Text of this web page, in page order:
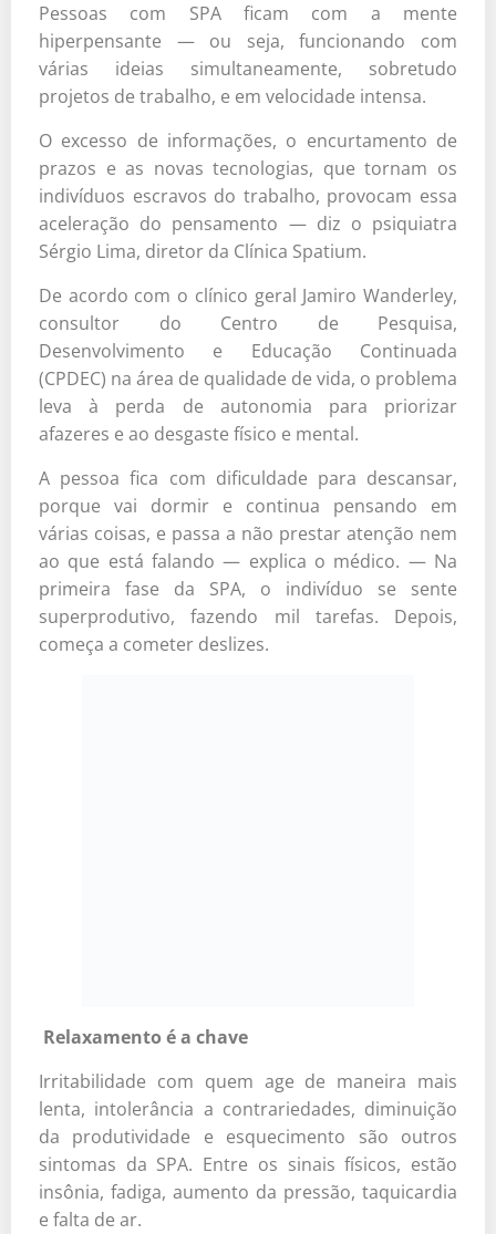
Pessoas com SPA ficam com a mente
hiperpensante — ou seja, funcionando com
várias ideias simultaneamente, sobretudo
projetos de trabalho, e em velocidade intensa.
O excesso de informações, o encurtamento de
prazos e as novas tecnologias, que tornam os
indivíduos escravos do trabalho, provocam essa
aceleração do pensamento — diz o psiquiatra
Sérgio Lima, diretor da Clínica Spatium.
De acordo com o clínico geral Jamiro Wanderley,
consultor do Centro de Pesquisa,
Desenvolvimento e Educação Continuada
(CPDEC) na área de qualidade de vida, o problema
leva à perda de autonomia para priorizar
afazeres e ao desgaste físico e mental.
A pessoa fica com dificuldade para descansar,
porque vai dormir e continua pensando em
várias coisas, e passa a não prestar atenção nem
ao que está falando — explica o médico. — Na
primeira fase da SPA, o indivíduo se sente
superprodutivo, fazendo mil tarefas. Depois,
começa a cometer deslizes.
Relaxamento é a chave
Irritabilidade com quem age de maneira mais
lenta, intolerância a contrariedades, diminuição
da produtividade e esquecimento são outros
sintomas da SPA. Entre os sinais físicos, estão
insônia, fadiga, aumento da pressão, taquicardia
e falta de ar.